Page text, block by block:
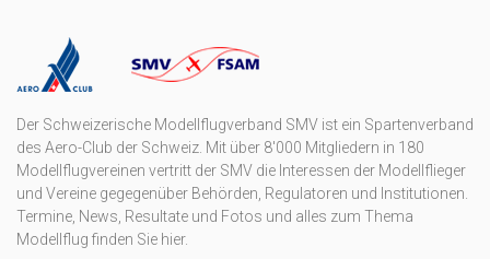
Der Schweizerische Modellflugverband SMV ist ein Spartenverband
des Aero-Club der Schweiz. Mit über 8'000 Mitgliedern in 180
Modellflugvereinen vertritt der SMV die Interessen der Modellflieger
und Vereine gegegenüber Behörden, Regulatoren und Institutionen.
Termine, News, Resultate und Fotos und alles zum Thema
Modellflug finden Sie hier.